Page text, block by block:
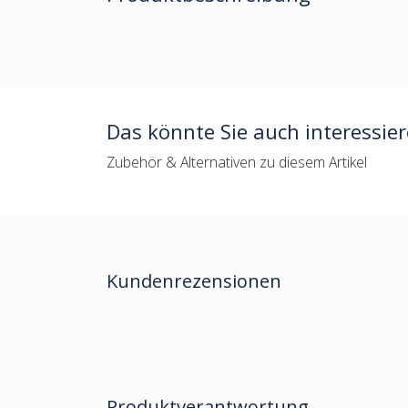
Das könnte Sie auch
Zubehör & Alternativen zu diesem Artikel
Kundenrezensionen